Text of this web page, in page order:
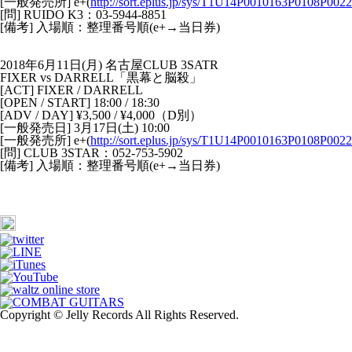
[問] RUIDO K3：03-5944-8851
[備考] 入場順：整理番号順(e+→当日券)
2018年6月11日(月) 名古屋CLUB 3SATR
FIXER vs DARRELL「黒幕と脳殺」
[ACT] FIXER / DARRELL
[OPEN / START] 18:00 / 18:30
[ADV / DAY] ¥3,500 / ¥4,000（D別）
[一般発売日] 3月17日(土) 10:00
[一般発売所] e+(http://sort.eplus.jp/sys/
[問] CLUB 3STAR：052-753-5902
[備考] 入場順：整理番号順(e+→当日券)
Copyright © Jelly Records All Rights Reserved.